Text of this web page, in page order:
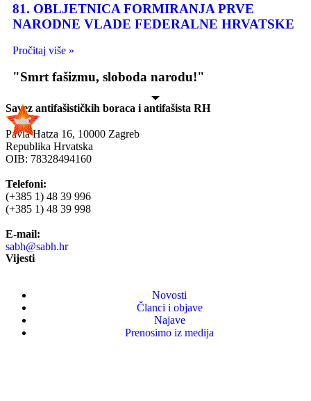
81. OBLJETNICA FORMIRANJA PRVE
NARODNE VLADE FEDERALNE HRVATSKE
Pročitaj više »
"Smrt fašizmu, sloboda narodu!"
Savez antifašističkih boraca i antifašista RH
Pavla Hatza 16, 10000 Zagreb
Republika Hrvatska
OIB: 78328494160
Telefoni:
(+385 1) 48 39 996
(+385 1) 48 39 998
E-mail:
sabh@sabh.hr
Vijesti
Novosti
Članci i objave
Najave
Prenosimo iz medija